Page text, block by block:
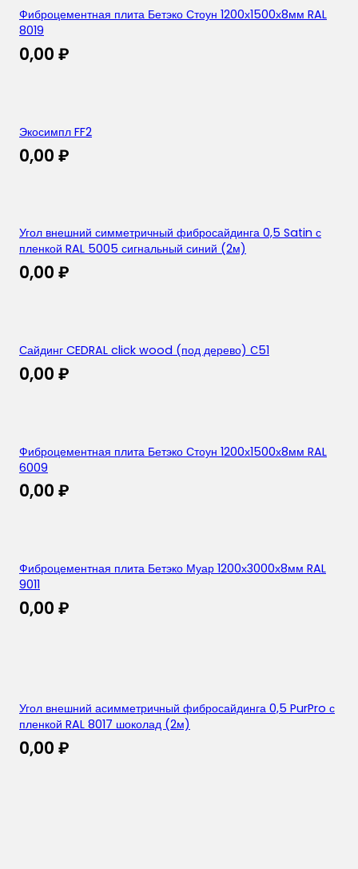
Фиброцементная плита Бетэко Стоун 1200х1500х8мм RAL
8019
0,00 ₽
Экосимпл FF2
0,00 ₽
Угол внешний симметричный фибросайдинга 0,5 Satin с
пленкой RAL 5005 сигнальный синий (2м)
0,00 ₽
Сайдинг CEDRAL click wood (под дерево) С51
0,00 ₽
Фиброцементная плита Бетэко Стоун 1200х1500х8мм RAL
6009
0,00 ₽
Фиброцементная плита Бетэко Муар 1200х3000х8мм RAL
9011
0,00 ₽
Угол внешний асимметричный фибросайдинга 0,5 PurPro с
пленкой RAL 8017 шоколад (2м)
0,00 ₽